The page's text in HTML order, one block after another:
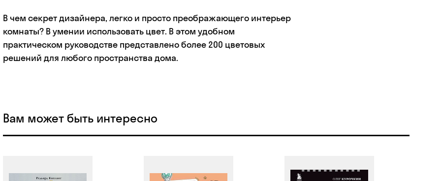
В чем секрет дизайнера, легко и просто преображающего интерьер
комнаты? В умении использовать цвет. В этом удобном
практическом руководстве представлено более 200 цветовых
решений для любого пространства дома.
Вам может быть интересно